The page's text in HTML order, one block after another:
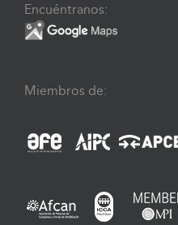
Encuéntranos:
Miembros de: